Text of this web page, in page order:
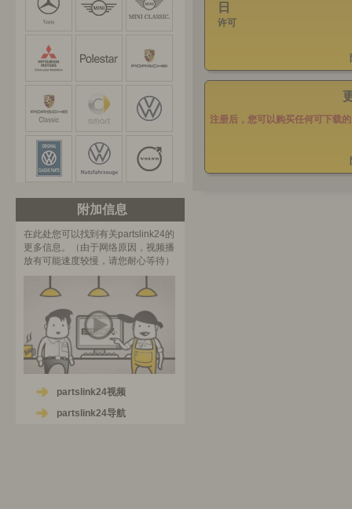
附加信息
在此处您可以找到有关partslink24的
更多信息。（由于网络原因，视频播
放有可能速度较慢，请您耐心等待）
partslink24视频
partslink24导航
日
许可
注册后，您可以购买任何可下载